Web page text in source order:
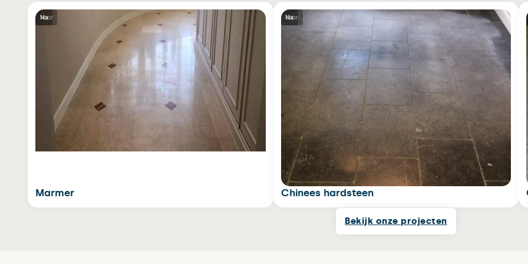
Voor
Na
Marmer
Voor
Na
Chinees hardsteen
Bekijk onze projecten